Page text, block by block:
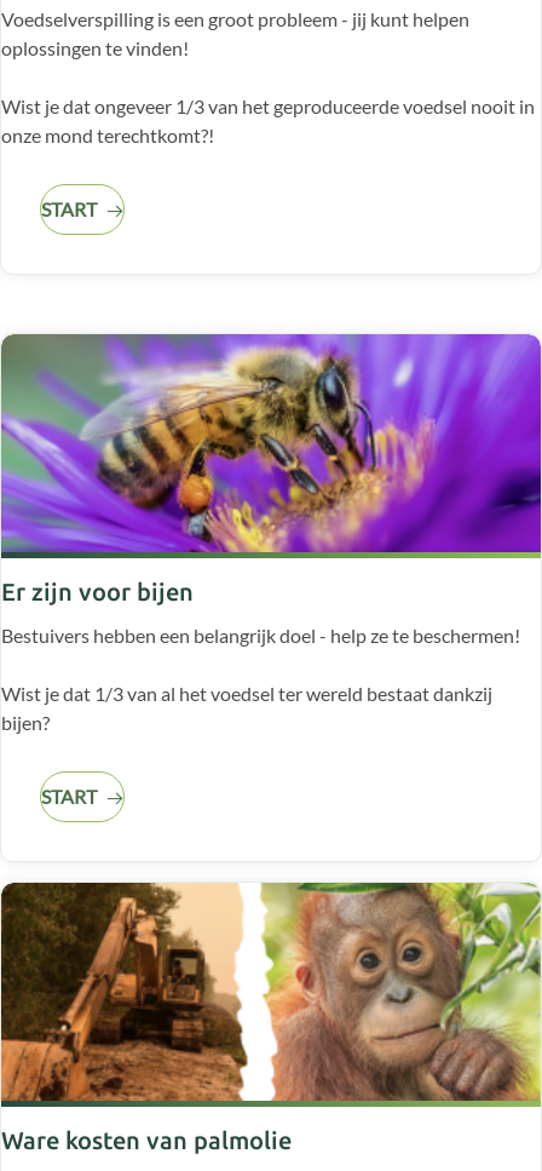
Voedselverspilling is een groot probleem - jij kunt helpen
oplossingen te vinden!
Wist je dat ongeveer 1/3 van het geproduceerde voedsel nooit in
onze mond terechtkomt?!
START
Er zijn voor bijen
Bestuivers hebben een belangrijk doel - help ze te beschermen!
Wist je dat 1/3 van al het voedsel ter wereld bestaat dankzij
bijen?
START
Ware kosten van palmolie